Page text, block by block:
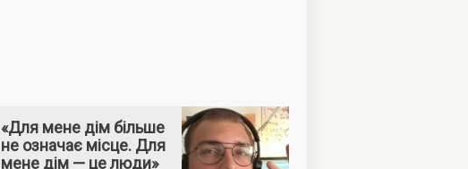
«Для мене дім більше
не означає місце. Для
мене дім — це люди»